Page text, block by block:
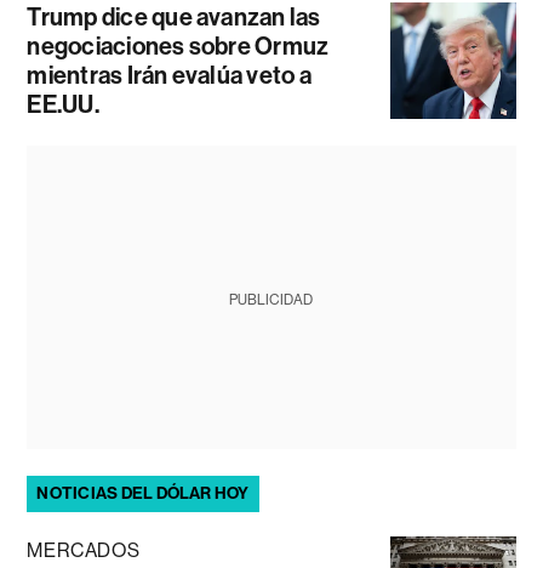
Trump dice que avanzan las
negociaciones sobre Ormuz
mientras Irán evalúa veto a
EE.UU.
PUBLICIDAD
NOTICIAS DEL DÓLAR HOY
MERCADOS